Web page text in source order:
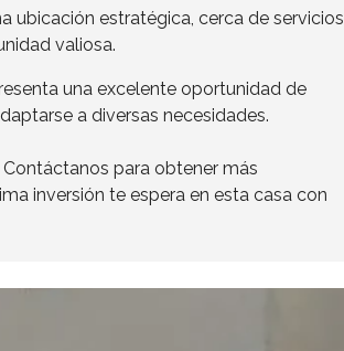
ubicación estratégica, cerca de servicios
valiosa.
una excelente oportunidad de
a diversas necesidades.
para obtener más
inversión te espera en esta casa con